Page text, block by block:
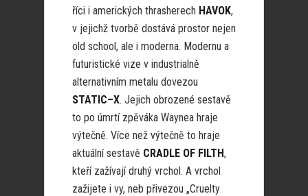
říci i amerických thrasherech HAVOK,
v jejichž tvorbě dostává prostor nejen
old school, ale i moderna. Modernu a
futuristické vize v industrialně
alternativním metalu dovezou
STATIC–X. Jejich obrozené sestavě
to po úmrtí zpěváka Waynea hraje
výtečně. Více než výtečně to hraje
aktuální sestavě CRADLE OF FILTH,
kteří zažívají druhý vrchol. A vrchol
zažijete i vy, neb přivezou „Cruelty